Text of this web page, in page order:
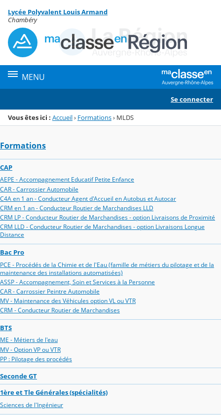
Menu de la rubrique
Contenu
Lycée Polyvalent Louis Armand
Chambéry
MENU
Se connecter
Vous êtes ici : Accueil› Formations› MLDS
Formations
CAP
AEPE - Accompagnement Educatif Petite Enfance
CAR - Carrossier Automobile
C4A en 1 an - Conducteur Agent d'Accueil en Autobus et Autocar
CRM en 1 an - Conducteur Routier de Marchandises LLD
CRM LP - Conducteur Routier de Marchandises - option Livraisons de Proximité
CRM LLD - Conducteur Routier de Marchandises - option Livraisons Longue
Distance
Bac Pro
PCE - Procédés de la Chimie et de l'Eau (famille de métiers du pilotage et de la
maintenance des installations automatisées)
ASSP - Accompagnement, Soin et Services à la Personne
CAR - Carrossier Peintre Automobile
MV - Maintenance des Véhicules option VL ou VTR
CRM - Conducteur Routier de Marchandises
BTS
ME - Métiers de l'eau
MV - Option VP ou VTR
PP : Pilotage des procédés
Seconde GT
1ère et Tle Générales (spécialités)
Sciences de l'Ingénieur